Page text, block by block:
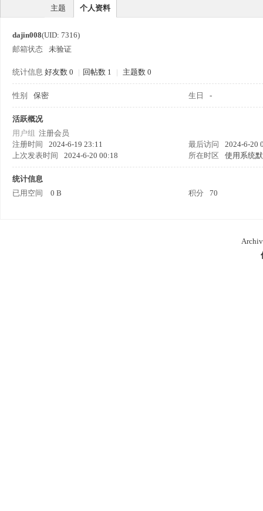
主题 个人资料
dajin008(UID: 7316)
邮箱状态
未验证
统计信息 好友数 0 | 回帖数 1 | 主题数 0
性别 保密 生日 -
活跃概况
用户组 注册会员
注册时间
2024-6-19 23:11 最后访问
2024-6-20
上次发表时间
2024-6-20 00:18 所在时区 使用系统
统计信息
已用空间
0 B 积分 70